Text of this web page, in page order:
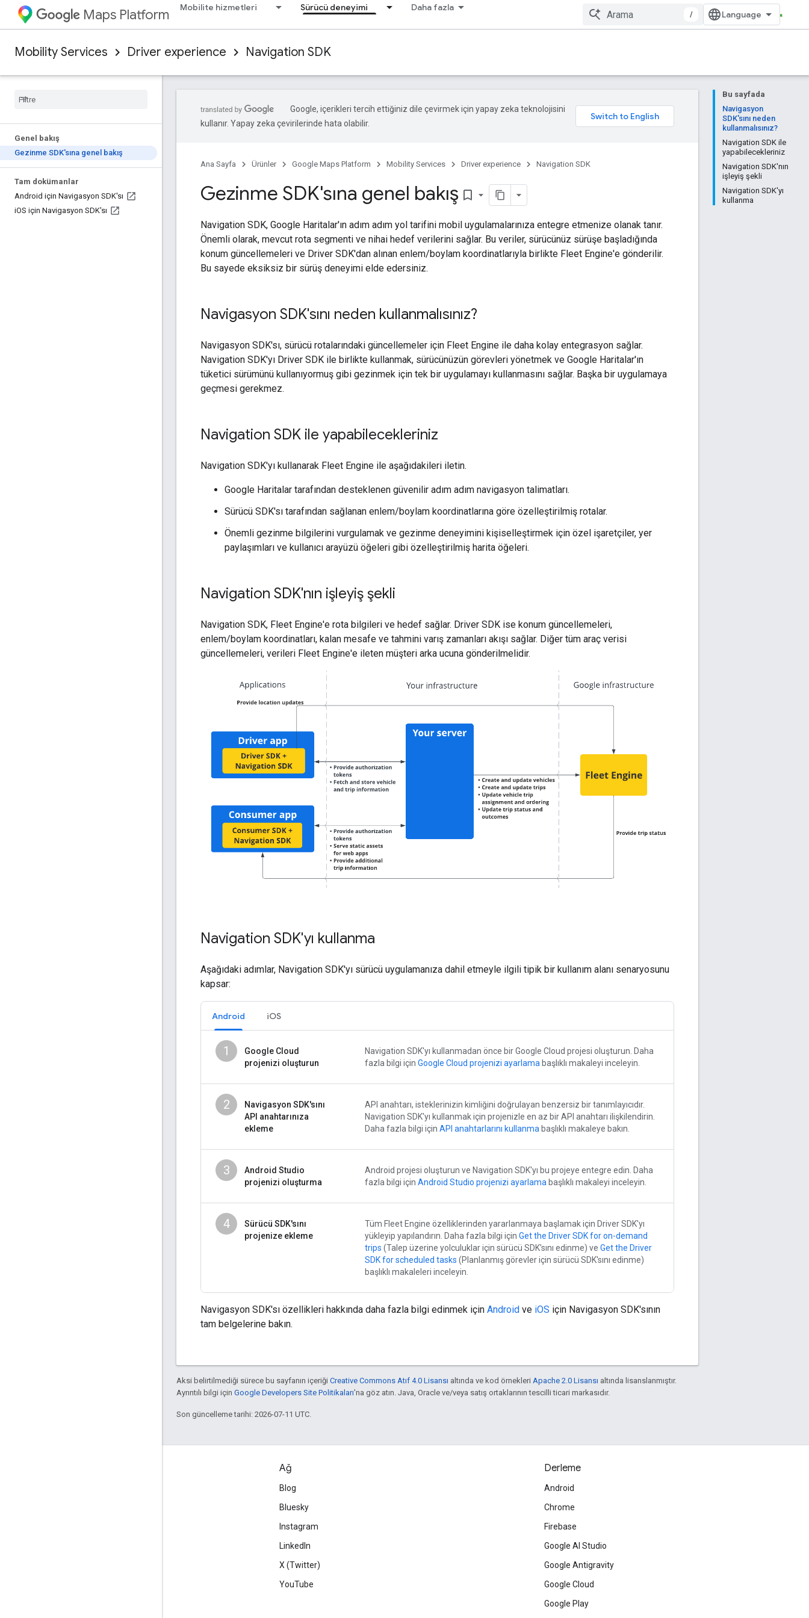
Maps Platform Mobilite hizmetleri Sürücü deneyimi Daha fazla
/
Mobility Services Driver experience Navigation SDK
Genel bakış
Gezinme SDK'sına genel bakış
Tam dokümanlar
Android için Navigasyon SDK'sı
iOS için Navigasyon SDK'sı
Bu sayfada
Navigasyon
SDK'sını neden
kullanmalısınız?
Navigation SDK ile
yapabilecekleriniz
Navigation SDK'nın
işleyiş şekli
Navigation SDK'yı
kullanma
Google, içerikleri tercih ettiğiniz dile çevirmek için yapay zeka teknolojisini
kullanır. Yapay zeka çevirilerinde hata olabilir.
Ana Sayfa Ürünler Google Maps Platform Mobility Services Driver experience Navigation SDK
Gezinme SDK'sına genel bakış bookmark_border
Navigation SDK, Google Haritalar'ın adım adım yol tarifini mobil uygulamalarınıza entegre etmenize olanak tanır.
Önemli olarak, mevcut rota segmenti ve nihai hedef verilerini sağlar. Bu veriler, sürücünüz sürüşe başladığında
konum güncellemeleri ve Driver SDK'dan alınan enlem/boylam koordinatlarıyla birlikte Fleet Engine'e gönderilir.
Bu sayede eksiksiz bir sürüş deneyimi elde edersiniz.
Navigasyon SDK'sını neden kullanmalısınız?
Navigasyon SDK'sı, sürücü rotalarındaki güncellemeler için Fleet Engine ile daha kolay entegrasyon sağlar.
Navigation SDK'yı Driver SDK ile birlikte kullanmak, sürücünüzün görevleri yönetmek ve Google Haritalar'ın
tüketici sürümünü kullanıyormuş gibi gezinmek için tek bir uygulamayı kullanmasını sağlar. Başka bir uygulamaya
geçmesi gerekmez.
Navigation SDK ile yapabilecekleriniz
Navigation SDK'yı kullanarak Fleet Engine ile aşağıdakileri iletin.
Google Haritalar tarafından desteklenen güvenilir adım adım navigasyon talimatları.
Sürücü SDK'sı tarafından sağlanan enlem/boylam koordinatlarına göre özelleştirilmiş rotalar.
Önemli gezinme bilgilerini vurgulamak ve gezinme deneyimini kişiselleştirmek için özel işaretçiler, yer
paylaşımları ve kullanıcı arayüzü öğeleri gibi özelleştirilmiş harita öğeleri.
Navigation SDK'nın işleyiş şekli
Navigation SDK, Fleet Engine'e rota bilgileri ve hedef sağlar. Driver SDK ise konum güncellemeleri,
enlem/boylam koordinatları, kalan mesafe ve tahmini varış zamanları akışı sağlar. Diğer tüm araç verisi
güncellemeleri, verileri Fleet Engine'e ileten müşteri arka ucuna gönderilmelidir.
Navigation SDK'yı kullanma
Aşağıdaki adımlar, Navigation SDK'yı sürücü uygulamanıza dahil etmeyle ilgili tipik bir kullanım alanı senaryosunu
kapsar:
Android iOS
1
Google Cloud
projenizi oluşturun
Navigation SDK'yı kullanmadan önce bir Google Cloud projesi oluşturun. Daha
fazla bilgi için Google Cloud projenizi ayarlama başlıklı makaleyi inceleyin.
2
Navigasyon SDK'sını
API anahtarınıza
ekleme
API anahtarı, isteklerinizin kimliğini doğrulayan benzersiz bir tanımlayıcıdır.
Navigation SDK'yı kullanmak için projenizle en az bir API anahtarı ilişkilendirin.
Daha fazla bilgi için API anahtarlarını kullanma başlıklı makaleye bakın.
3
Android Studio
projenizi oluşturma
Android projesi oluşturun ve Navigation SDK'yı bu projeye entegre edin. Daha
fazla bilgi için Android Studio projenizi ayarlama başlıklı makaleyi inceleyin.
4
Sürücü SDK'sını
projenize ekleme
Tüm Fleet Engine özelliklerinden yararlanmaya başlamak için Driver SDK'yı
yükleyip yapılandırın. Daha fazla bilgi için Get the Driver SDK for on-demand
trips (Talep üzerine yolculuklar için sürücü SDK'sını edinme) ve Get the Driver
SDK for scheduled tasks (Planlanmış görevler için sürücü SDK'sını edinme)
başlıklı makaleleri inceleyin.
Navigasyon SDK'sı özellikleri hakkında daha fazla bilgi edinmek için Android ve iOS için Navigasyon SDK'sının
tam belgelerine bakın.
Aksi belirtilmediği sürece bu sayfanın içeriği Creative Commons Atıf 4.0 Lisansı altında ve kod örnekleri Apache 2.0 Lisansı altında lisanslanmıştır.
Ayrıntılı bilgi için Google Developers Site Politikaları'na göz atın. Java, Oracle ve/veya satış ortaklarının tescilli ticari markasıdır.
Son güncelleme tarihi: 2026-07-11 UTC.
Ağ
Blog
Bluesky
Instagram
LinkedIn
X (Twitter)
YouTube
Derleme
Android
Chrome
Firebase
Google AI Studio
Google Antigravity
Google Cloud
Google Play